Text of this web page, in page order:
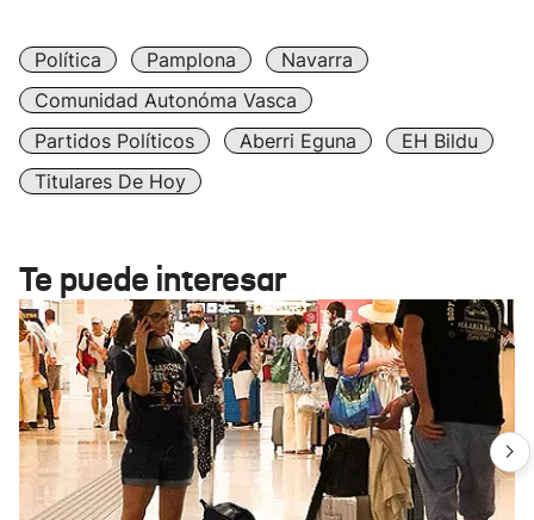
Política Pamplona
Navarra
Comunidad Autonóma Vasca
Partidos Políticos
Aberri Eguna
EH Bildu
Titulares De Hoy
Te puede interesar